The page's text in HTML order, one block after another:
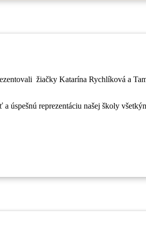
žiačky Katarína Rychlíková a
reprezentáciu našej školy